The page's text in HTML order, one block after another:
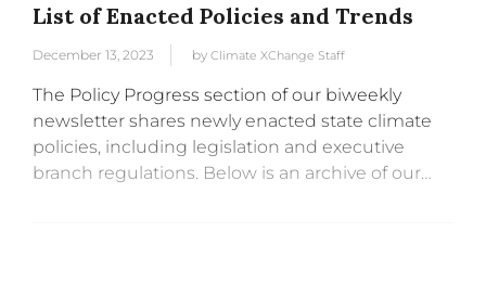
List of Enacted Policies and Trends
December 13, 2023 by Climate XChange Staff
The Policy Progress section of our biweekly
newsletter shares newly enacted state climate
policies, including legislation and executive
branch regulations. Below is an archive of our